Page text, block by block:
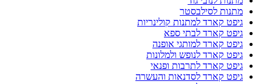
מתנות לסילבסטר
גיפט קארד למתנות קולינריות
גיפט קארד לבתי ספא
גיפט קארד למותגי אופנה
גיפט קארד לנופש ולמלונות
גיפט קארד לתרבות ופנאי
גיפט קארד לסדנאות והעשרה